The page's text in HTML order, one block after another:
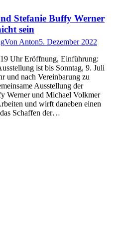
Stefanie Buffy Werner
sein
Von Anton5. Dezember 2022
Uhr Eröffnung, Einführung:
ist bis Sonntag, 9. Juli
und nach Vereinbarung zu
Ausstellung der
Werner und Michael Volkmer
und wirft daneben einen
Schaffen der…